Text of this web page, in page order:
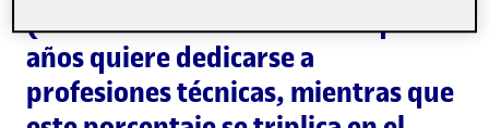
(solo un 7 % de las chicas de quince
años quiere dedicarse a
profesiones técnicas, mientras que